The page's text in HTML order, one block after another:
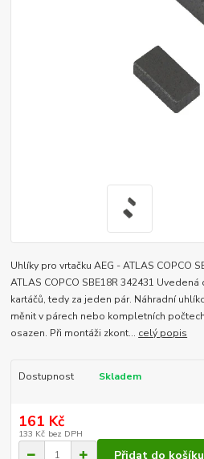
Uhlíky pro vrtačku AEG - ATLAS COPCO
ATLAS COPCO SBE18R 342431
kartáčů, tedy za jeden pár. Náhradní
měnit v párech nebo kompletních
osazen. Při montáži zkont... celý popis
Dostupnost Skladem
161 Kč
133 Kč bez DPH
Přidat do košíku